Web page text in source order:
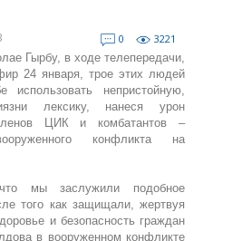
0
3221
Гырбу, в ходе телепередачи,
24 января, трое этих людей
использовать непристойную,
лексику, нанеся урон
ЦИК и комбатантов –
конфликта на
мы заслужили подобное
того как защищали, жертвуя
и безопасность граждан
в вооруженном конфликте